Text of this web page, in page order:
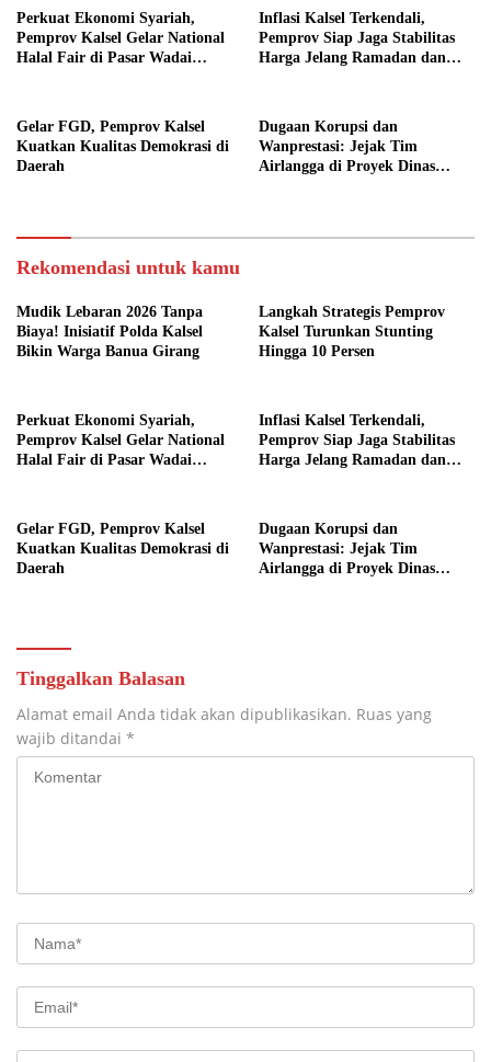
Perkuat Ekonomi Syariah,
Pemprov Kalsel Gelar National
Halal Fair di Pasar Wadai
Inflasi Kalsel Terkendali,
Pemprov Siap Jaga Stabilitas
Harga Jelang Ramadan dan
Gelar FGD, Pemprov Kalsel
Kuatkan Kualitas Demokrasi di
Daerah
Dugaan Korupsi dan
Wanprestasi: Jejak Tim
Airlangga di Proyek Dinas
Rekomendasi untuk kamu
Mudik Lebaran 2026 Tanpa
Biaya! Inisiatif Polda Kalsel
Bikin Warga Banua Girang
Langkah Strategis Pemprov
Kalsel Turunkan Stunting
Hingga 10 Persen
Perkuat Ekonomi Syariah,
Pemprov Kalsel Gelar National
Halal Fair di Pasar Wadai
Inflasi Kalsel Terkendali,
Pemprov Siap Jaga Stabilitas
Harga Jelang Ramadan dan
Gelar FGD, Pemprov Kalsel
Kuatkan Kualitas Demokrasi di
Daerah
Dugaan Korupsi dan
Wanprestasi: Jejak Tim
Airlangga di Proyek Dinas
Tinggalkan Balasan
Alamat email Anda tidak akan dipublikasikan. Ruas yang
wajib ditandai *